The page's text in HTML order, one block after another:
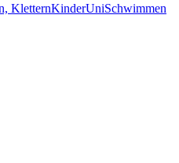
KletternKinderUniSchwimmen